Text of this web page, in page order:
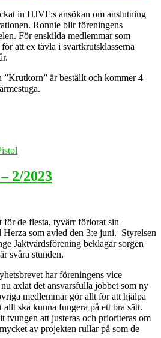
in HJVF:s ansökan om anslutning
Ronnie blir föreningens
För enskilda medlemmar som
att ex tävla i svartkrutsklasserna
”Krutkorn” är beställt och kommer 4
2/2023
för de flesta, tyvärr förlorat sin
som avled den 3:e juni. Styrelsen
Jaktvårdsförening beklagar sorgen
svåra stunden.
har föreningens vice
axlat det ansvarsfulla jobbet som ny
medlemmar gör allt för att hjälpa
ska kunna fungera på ett bra sätt.
tvungen att justeras och prioriteras om
av projekten rullar på som de